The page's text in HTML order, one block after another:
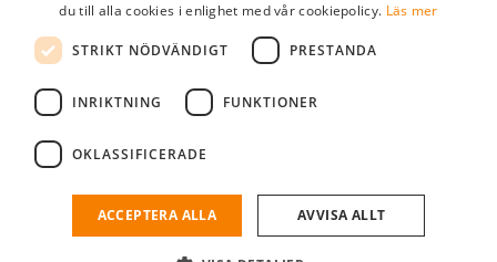
Lösenord
kom ihåg mig
logga in
Kostnadsfri företagsprofil
och söka efter passande kandidater till ditt företag.
du till alla cookies i enlighet med vår cookiepolicy. Läs mer
STRIKT NÖDVÄNDIGT PRESTANDA
INRIKTNING FUNKTIONER
OKLASSIFICERADE
ACCEPTERA ALLA AVVISA ALLT